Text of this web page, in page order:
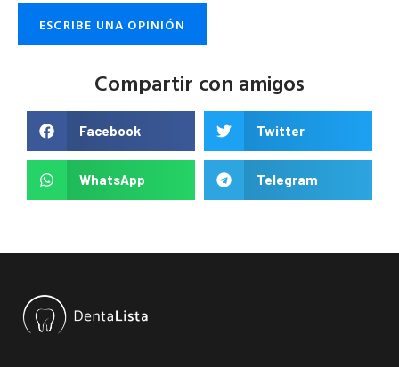
ESCRIBE UNA OPINIÓN
Compartir con amigos
Facebook Twitter
WhatsApp Telegram